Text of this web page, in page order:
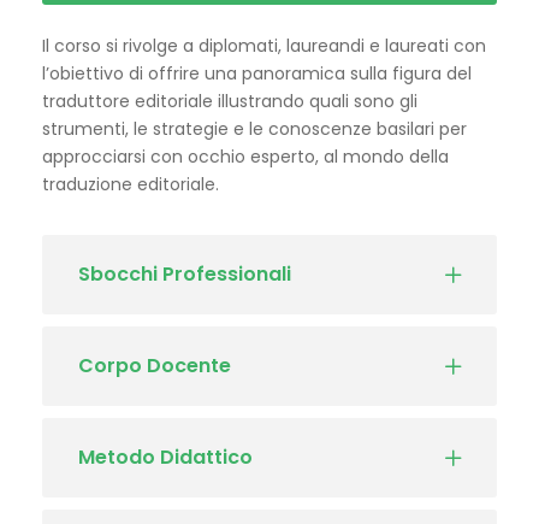
Il corso si rivolge a diplomati, laureandi e laureati con
l’obiettivo di offrire una panoramica sulla figura del
traduttore editoriale illustrando quali sono gli
strumenti, le strategie e le conoscenze basilari per
approcciarsi con occhio esperto, al mondo della
traduzione editoriale.
Sbocchi Professionali
Corpo Docente
Metodo Didattico